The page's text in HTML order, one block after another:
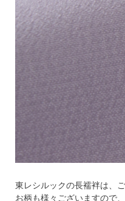
東レシルックの長襦袢は、
お柄も様々ございますので